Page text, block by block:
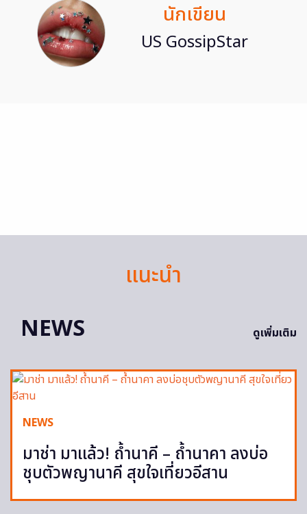
นักเขียน
US GossipStar
แนะนำ
NEWS
ดูเพิ่มเติม
NEWS
มาช่า มาแล้ว! ถ้ำนาคี – ถ้ำนาคา ลงบ่อ
ชุบตัวพญานาคี สุขใจเที่ยวอีสาน